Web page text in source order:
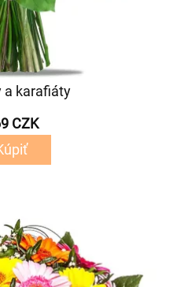
a karafiáty
CZK